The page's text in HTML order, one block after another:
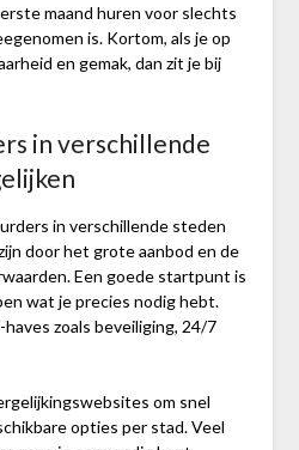
maand huren voor slechts
is. Kortom, als je op
en gemak, dan zit je bij
in verschillende
in verschillende steden
door het grote aanbod en de
Een goede startpunt is
wat je precies nodig hebt.
zoals beveiliging, 24/7
om snel
opties per stad. Veel